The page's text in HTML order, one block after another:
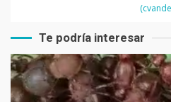
Te podría interesar